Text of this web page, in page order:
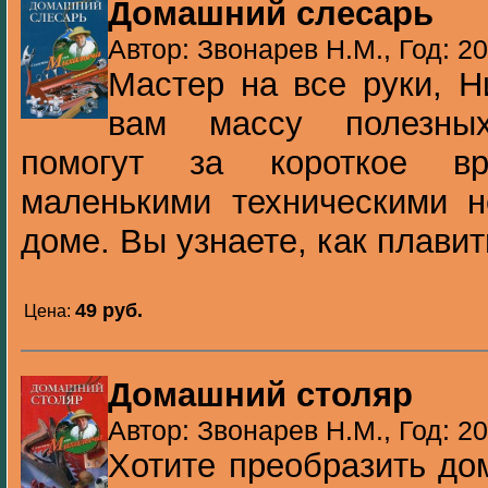
Домашний слесарь
Автор: Звонарев Н.М., Год:
Мастер на все руки,
вам массу
помогут за короткое
маленькими техническими
доме. Вы узнаете, как
Цена: 49 pуб.
Домашний столяр
Автор: Звонарев Н.М., Год:
Хотите преобразить